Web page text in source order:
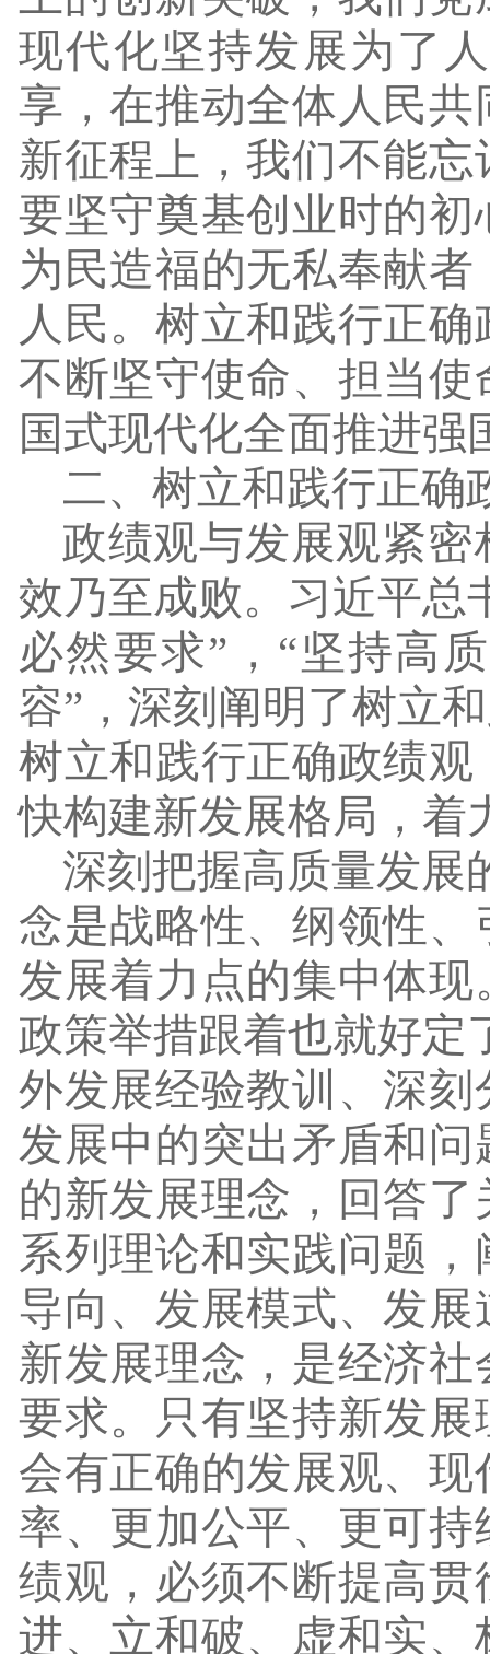
现代化坚持发展为了
享，在推动全体人民
新征程上，我们不能
要坚守奠基创业时的
为民造福的无私奉献
人民。树立和践行正
不断坚守使命、担当
国式现代化全面推进
二、树立和践行正确
政绩观与发展观紧
效乃至成败。习近平总
必然要求”，“坚持高
容”，深刻阐明了树立
树立和践行正确政绩
快构建新发展格局，着
深刻把握高质量发展
念是战略性、纲领性
发展着力点的集中体
政策举措跟着也就好定
外发展经验教训、深
发展中的突出矛盾和
的新发展理念，回答
系列理论和实践问题
导向、发展模式、发
新发展理念，是经济
要求。只有坚持新发
会有正确的发展观、
率、更加公平、更可
绩观，必须不断提高
进、立和破、虚和实